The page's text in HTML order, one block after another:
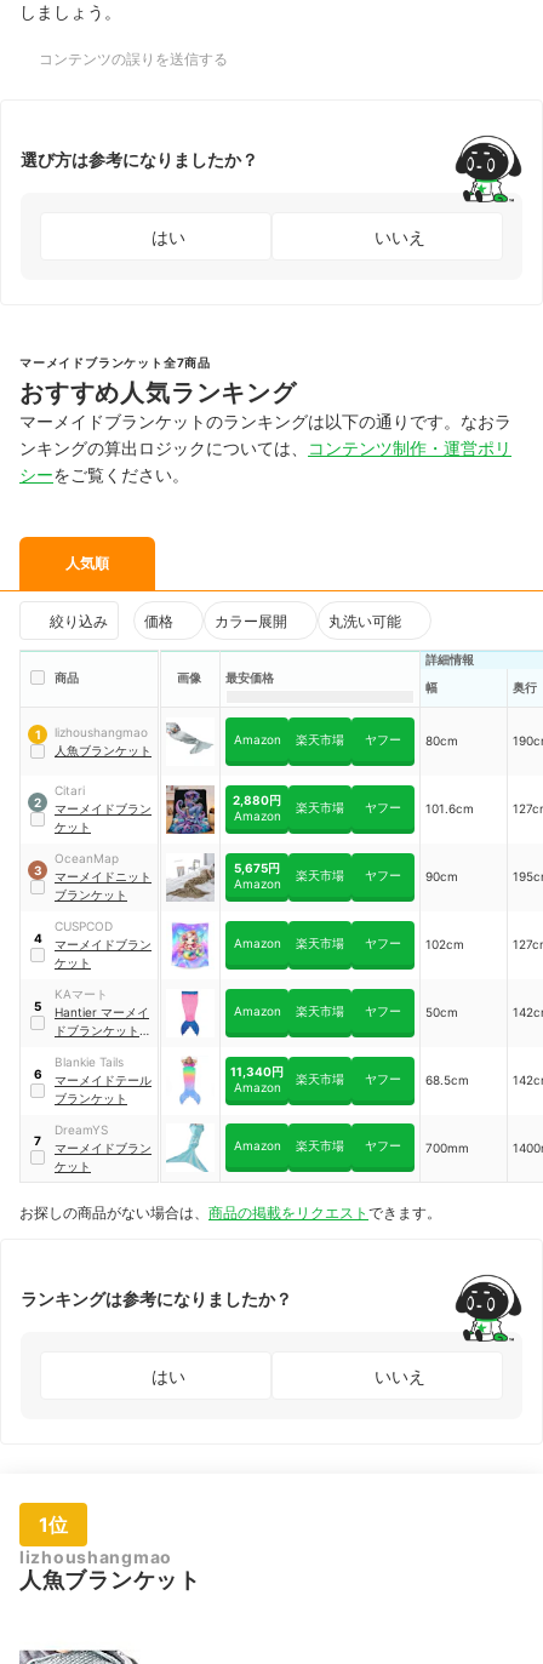
しましょう。
コンテンツの誤りを送信する
選び方は参考になりましたか？
はい いいえ
マーメイドブランケット全7商品
おすすめ人気ランキング
マーメイドブランケットのランキングは以下の通りです。なおラ
ンキングの算出ロジックについては、
コンテンツ制作・運営ポリ
シーをご覧ください。
人気順
絞り込み 価格 カラー展開 丸洗い可能
商品 画像 最安価格
詳細情報
幅
奥行
1
lizhoushangmao
人魚ブランケット
Amazon 楽天市場 ヤフー 80cm
2
Citari
マーメイドブラン
ケット
2,880円
Amazon
楽天市場 ヤフー 101.6cm
3
OceanMap
マーメイドニット
ブランケット
5,675円
Amazon
楽天市場 ヤフー 90cm
4
CUSPCOD
マーメイドブラン
ケット
Amazon 楽天市場 ヤフー 102cm
5
KAマート
Hantier マーメイ
ドブランケット｜
Amazon 楽天市場 ヤフー 50cm
6
Blankie Tails
マーメイドテール
ブランケット
11,340円
Amazon
楽天市場 ヤフー 68.5cm
7
DreamYS
マーメイドブラン
ケット
Amazon 楽天市場 ヤフー 700mm
お探しの商品がない場合は、 商品の掲載をリクエスト できます。
ランキングは参考になりましたか？
はい いいえ
1位
lizhoushangmao
人魚ブランケット